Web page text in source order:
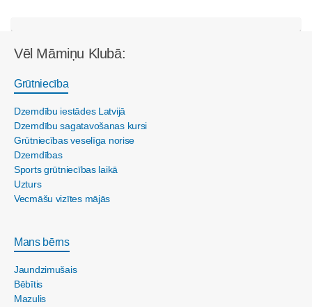
Vēl Māmiņu Klubā:
Grūtniecība
Dzemdību iestādes Latvijā
Dzemdību sagatavošanas kursi
Grūtniecības veselīga norise
Dzemdības
Sports grūtniecības laikā
Uzturs
Vecmāšu vizītes mājās
Mans bērns
Jaundzimušais
Bēbītis
Mazulis